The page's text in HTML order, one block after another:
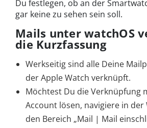
Du festlegen, ob an der
gar keine zu sehen sein soll.
Mails unter watchOS
die Kurzfassung
Werkseitig sind alle Deine
der Apple Watch verknüpft.
Möchtest Du die Verknüpfung
Account lösen, navigiere in der
den Bereich „Mail | Mail